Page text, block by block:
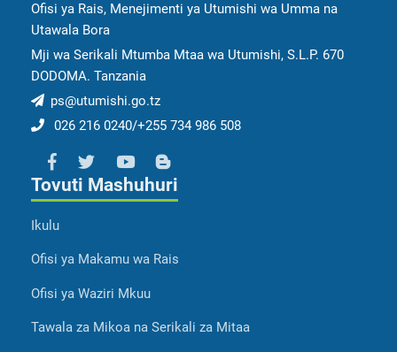
Ofisi ya Rais, Menejimenti ya Utumishi wa Umma na
Utawala Bora
Mji wa Serikali Mtumba Mtaa wa Utumishi, S.L.P. 670
DODOMA. Tanzania
ps@utumishi.go.tz
026 216 0240/+255 734 986 508
Tovuti Mashuhuri
Ikulu
Ofisi ya Makamu wa Rais
Ofisi ya Waziri Mkuu
Tawala za Mikoa na Serikali za Mitaa